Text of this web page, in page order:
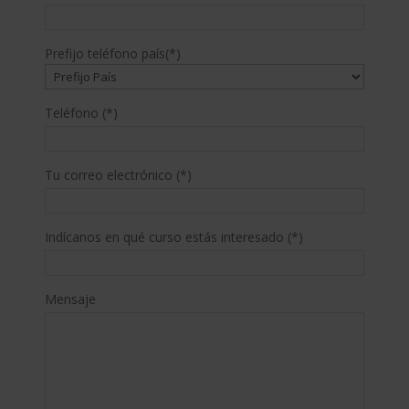
Prefijo teléfono país(*)
Teléfono (*)
Tu correo electrónico (*)
Indícanos en qué curso estás interesado (*)
Mensaje